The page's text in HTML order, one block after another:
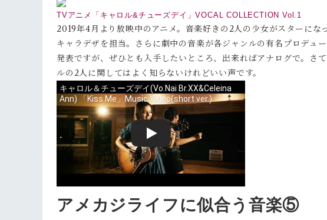
TVアニメ「キャロル&チューズデイ」VOCAL COLLECTION Vol.1
2019年4月より放映中のアニメ。音楽好きの2人の少女がスターに
キャラデザを担当。さらに劇中の音楽が各ジャンルの有名プロデュ
発表ですが、ぜひとも入手したいところ、出来ればアナログで。
ルの2人に関してはよく知らないけれどいい声です。
アメカジライフに似合う音楽⑤